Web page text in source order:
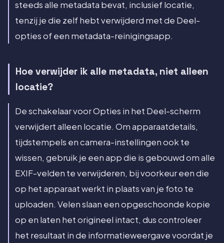
steeds alle metadata bevat, inclusief locatie,
tenzij je die zelf hebt verwijderd met de Deel-
opties of een metadata-reinigingsapp.
Hoe verwijder ik alle metadata, niet alleen
locatie?
De schakelaar voor Opties in het Deel-scherm
verwijdert alleen locatie. Om apparaatdetails,
tijdstempels en camera-instellingen ook te
wissen, gebruik je een app die is gebouwd om alle
EXIF-velden te verwijderen, bij voorkeur een die
op het apparaat werkt in plaats van je foto te
uploaden. Velen slaan een opgeschoonde kopie
op en laten het origineel intact, dus controleer
het resultaat in de informatieweergave voordat je